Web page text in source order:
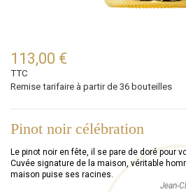
113,00 €
TTC
Remise tarifaire à partir de 36 bouteilles
Pinot noir célébration
Le pinot noir en fête, il se pare de doré pour
Cuvée signature de la maison, véritable
maison puise ses racines.
Jean-